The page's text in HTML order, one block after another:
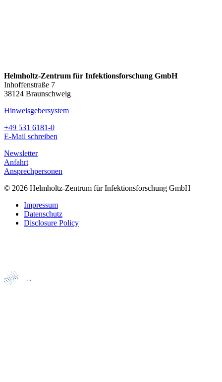
Helmholtz-Zentrum für Infektionsforschung GmbH
Inhoffenstraße 7
38124 Braunschweig
Hinweisgebersystem
+49 531 6181-0
E-Mail schreiben
Newsletter
Anfahrt
Ansprechpersonen
© 2026 Helmholtz-Zentrum für Infektionsforschung GmbH
Impressum
Datenschutz
Disclosure Policy